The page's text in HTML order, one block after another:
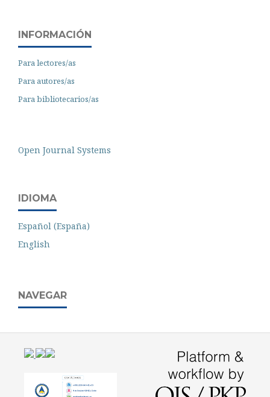
INFORMACIÓN
Para lectores/as
Para autores/as
Para bibliotecarios/as
Open Journal Systems
IDIOMA
Español (España)
English
NAVEGAR